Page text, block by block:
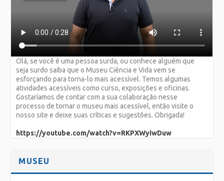
Olá, se você é uma pessoa surda, ou conhece alguém que
seja surdo saiba que o Museu Ciência e Vida vem se
esforçando para torna-lo mais acessível. Temos algumas
atividades acessíveis como curso, exposições e oficinas.
Gostaríamos de contar com a sua colaboração nesse
processo de tornar o museu mais acessível, então visite o
nosso site e deixe suas críticas e sugestões. Obrigada!
https://youtube.com/watch?v=RKPXWyiwDuw
MUSEU